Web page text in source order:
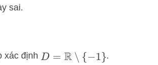
sai.
xác định D=R ∖{ − 1 } .